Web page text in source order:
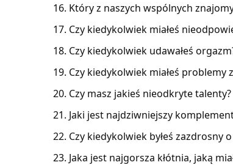
Który z naszych wspólnych
Czy kiedykolwiek miałeś
Czy kiedykolwiek udawałeś
Czy kiedykolwiek miałeś
Czy masz jakieś nieodkryte talenty?
Jaki jest najdziwniejszy
Czy kiedykolwiek byłeś zazdrosny
Jaka jest najgorsza kłótnia, jaką